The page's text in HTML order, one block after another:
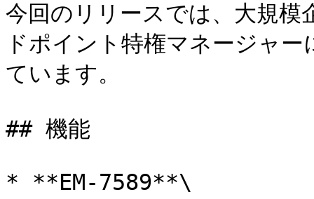
今回のリリースでは、大規模
ドポイント特権マネージャ
ています。
## 機能
* **EM-7589**\